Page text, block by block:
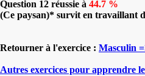
Question 12 réussie à 44.7 %
(Ce paysan)* survit en travaillant
Retourner à l'exercice : Masculin
Autres exercices pour apprendre